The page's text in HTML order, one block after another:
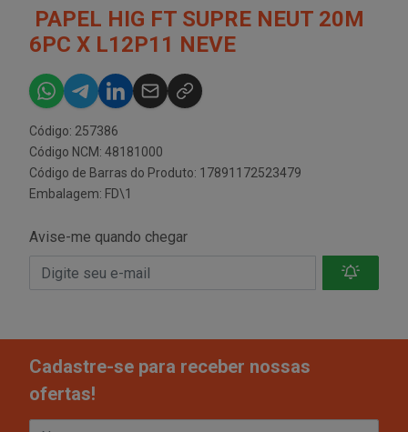
PAPEL HIG FT SUPRE NEUT 20M
6PC X L12P11 NEVE
Código: 257386
Código NCM: 48181000
Código de Barras do Produto: 17891172523479
Embalagem: FD\1
Avise-me quando chegar
Cadastre-se para receber nossas
ofertas!